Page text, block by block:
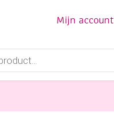
Mijn account